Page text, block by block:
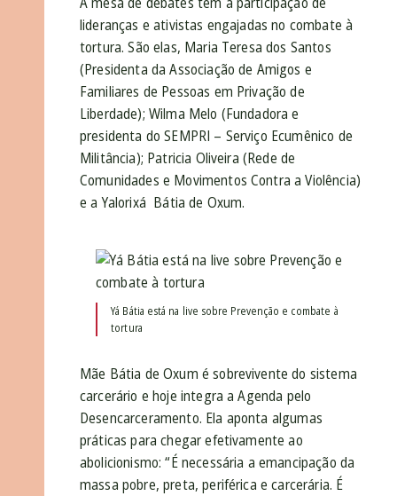
lideranças e ativistas engajadas no combate à
tortura. São elas, Maria Teresa dos Santos
(Presidenta da Associação de Amigos e
Familiares de Pessoas em Privação de
Liberdade); Wilma Melo (Fundadora e
presidenta do SEMPRI – Serviço Ecumênico de
Militância); Patricia Oliveira (Rede de
Comunidades e Movimentos Contra a Violência)
e a Yalorixá Bátia de Oxum.
Yá Bátia está na live sobre Prevenção e combate à
tortura
Mãe Bátia de Oxum é sobrevivente do sistema
carcerário e hoje integra a Agenda pelo
Desencarceramento. Ela aponta algumas
práticas para chegar efetivamente ao
abolicionismo: “É necessária a emancipação da
massa pobre, preta, periférica e carcerária. É